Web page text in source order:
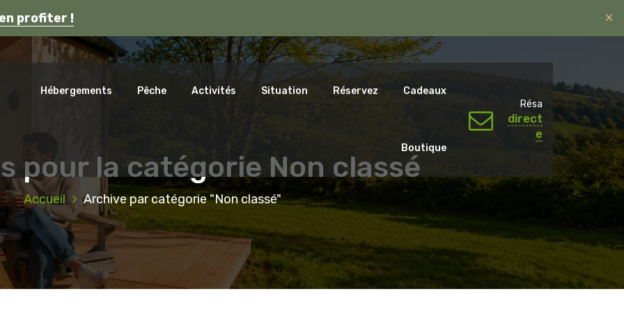
profiter ! ✕
Auvergne.
Hébergements Pêche Activités Situation Réservez Cadeaux
Boutique
Résa
direct
e
pour la catégorie Non classé
Accueil Archive par catégorie "Non classé"